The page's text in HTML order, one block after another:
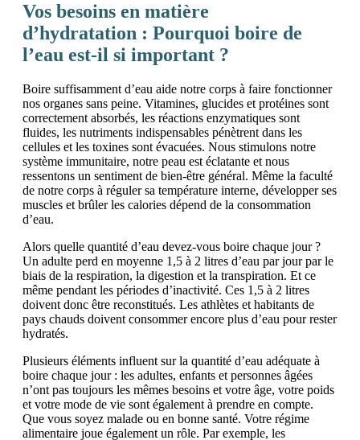
Vos besoins en matière
d’hydratation : Pourquoi boire de
l’eau est-il si important ?
Boire suffisamment d’eau aide notre corps à faire fonctionner
nos organes sans peine. Vitamines, glucides et protéines sont
correctement absorbés, les réactions enzymatiques sont
fluides, les nutriments indispensables pénètrent dans les
cellules et les toxines sont évacuées. Nous stimulons notre
système immunitaire, notre peau est éclatante et nous
ressentons un sentiment de bien-être général. Même la faculté
de notre corps à réguler sa température interne, développer ses
muscles et brûler les calories dépend de la consommation
d’eau.
Alors quelle quantité d’eau devez-vous boire chaque jour ?
Un adulte perd en moyenne 1,5 à 2 litres d’eau par jour par le
biais de la respiration, la digestion et la transpiration. Et ce
même pendant les périodes d’inactivité. Ces 1,5 à 2 litres
doivent donc être reconstitués. Les athlètes et habitants de
pays chauds doivent consommer encore plus d’eau pour rester
hydratés.
Plusieurs éléments influent sur la quantité d’eau adéquate à
boire chaque jour : les adultes, enfants et personnes âgées
n’ont pas toujours les mêmes besoins et votre âge, votre poids
et votre mode de vie sont également à prendre en compte.
Que vous soyez malade ou en bonne santé. Votre régime
alimentaire joue également un rôle. Par exemple, les